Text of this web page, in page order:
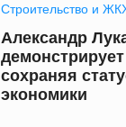
Строительство и
Александр
сохраняя
экономики